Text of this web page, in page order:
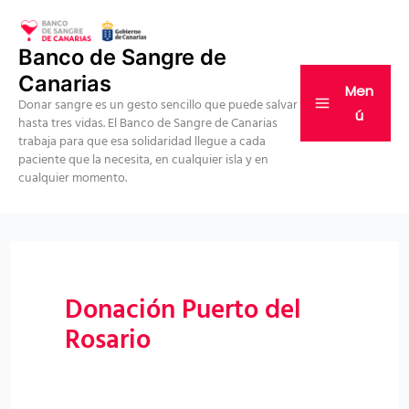
contenido
Banco de Sangre de
Canarias
Donar sangre es un gesto sencillo que puede salvar
hasta tres vidas. El Banco de Sangre de Canarias
trabaja para que esa solidaridad llegue a cada
paciente que la necesita, en cualquier isla y en
cualquier momento.
Men
ú
Donación Puerto del
Rosario